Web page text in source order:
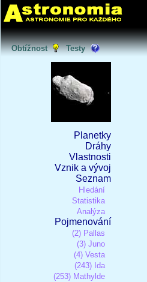
Obtížnost Testy
Planetky
Dráhy
Vlastnosti
Vznik a vývoj
Seznam
Hledání
Statistika
Analýza
Pojmenování
(2) Pallas
(3) Juno
(4) Vesta
(243) Ida
(253) Mathylde